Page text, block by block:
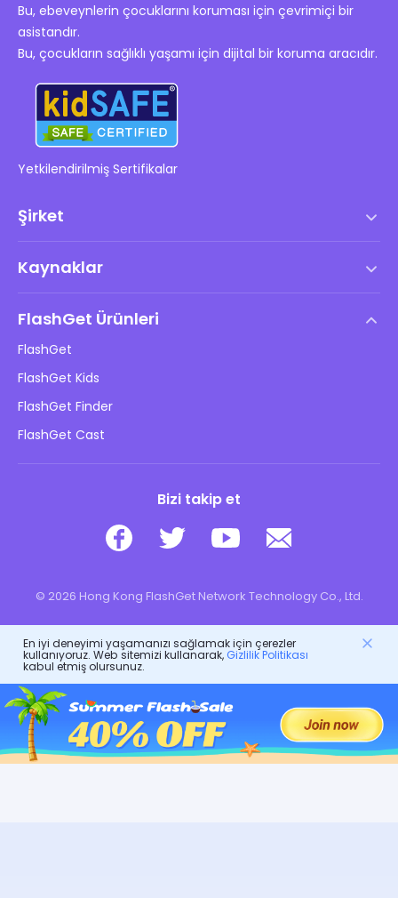
Bu, ebeveynlerin çocuklarını koruması için çevrimiçi bir
asistandır.
Bu, çocukların sağlıklı yaşamı için dijital bir koruma aracıdır.
Yetkilendirilmiş Sertifikalar
Şirket
Son Kullanıcı Lisans Anlaşması
DMCA Politikası
Gizlilik Politikası
Reklam Politikaları
Bilgilerimi Satma
Kaynaklar
Çocukların Çevrimiçi Güvenliği
İndir
FlashGet Ürünleri
FlashGet
FlashGet Kids
FlashGet Finder
FlashGet Cast
Bizi takip et
© 2026 Hong Kong FlashGet Network Technology Co., Ltd.
En iyi deneyimi yaşamanızı sağlamak için çerezler
kullanıyoruz. Web sitemizi kullanarak, Gizlilik Politikası
kabul etmiş olursunuz.